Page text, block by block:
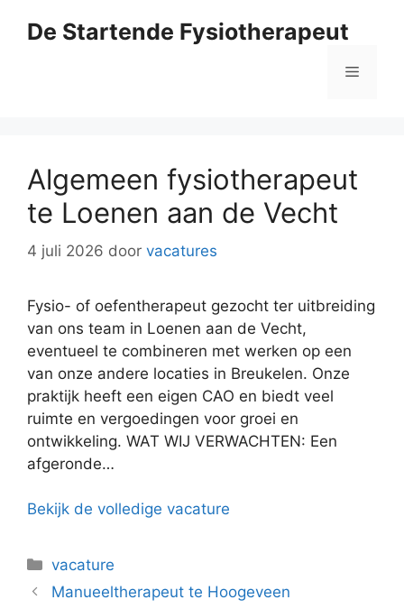
De Startende Fysiotherapeut
Menu
Algemeen fysiotherapeut
te Loenen aan de Vecht
4 juli 2026 door vacatures
Fysio- of oefentherapeut gezocht ter uitbreiding
van ons team in Loenen aan de Vecht,
eventueel te combineren met werken op een
van onze andere locaties in Breukelen. Onze
praktijk heeft een eigen CAO en biedt veel
ruimte en vergoedingen voor groei en
ontwikkeling. WAT WIJ VERWACHTEN: Een
afgeronde…
Bekijk de volledige vacature
Categorieën
vacature
Manueeltherapeut te Hoogeveen